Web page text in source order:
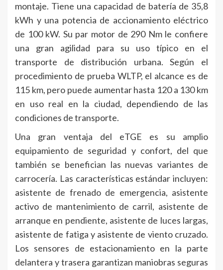
montaje. Tiene una capacidad de batería de 35,8
kWh y una potencia de accionamiento eléctrico
de 100 kW. Su par motor de 290 Nm le confiere
una gran agilidad para su uso típico en el
transporte de distribución urbana. Según el
procedimiento de prueba WLTP, el alcance es de
115 km, pero puede aumentar hasta 120 a 130 km
en uso real en la ciudad, dependiendo de las
condiciones de transporte.
Una gran ventaja del eTGE es su amplio
equipamiento de seguridad y confort, del que
también se benefician las nuevas variantes de
carrocería. Las características estándar incluyen:
asistente de frenado de emergencia, asistente
activo de mantenimiento de carril, asistente de
arranque en pendiente, asistente de luces largas,
asistente de fatiga y asistente de viento cruzado.
Los sensores de estacionamiento en la parte
delantera y trasera garantizan maniobras seguras